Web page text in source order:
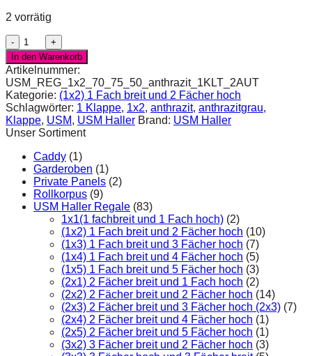
2 vorrätig
USM
Haller
Regal
1x2
in
anthrazit
Menge
In den Warenkorb
Artikelnummer:
USM_REG_1x2_70_75_50_anthrazit_1KLT_2AUT
Kategorie: (1x2) 1 Fach breit und 2 Fächer hoch
Schlagwörter: 1 Klappe, 1x2, anthrazit, anthrazitgrau,
Klappe, USM, USM Haller Brand: USM Haller
Unser Sortiment
Caddy (1)
Garderoben (1)
Private Panels (2)
Rollkorpus (9)
USM Haller Regale (83)
1x1(1 fachbreit und 1 Fach hoch) (2)
(1x2) 1 Fach breit und 2 Fächer hoch (10)
(1x3) 1 Fach breit und 3 Fächer hoch (7)
(1x4) 1 Fach breit und 4 Fächer hoch (5)
(1x5) 1 Fach breit und 5 Fächer hoch (3)
(2x1) 2 Fächer breit und 1 Fach hoch (2)
(2x2) 2 Fächer breit und 2 Fächer hoch (14)
(2x3) 2 Fächer breit und 3 Fächer hoch (2x3) (7)
(2x4) 2 Fächer breit und 4 Fächer hoch (1)
(2x5) 2 Fächer breit und 5 Fächer hoch (1)
(3x2) 3 Fächer breit und 2 Fächer hoch (3)